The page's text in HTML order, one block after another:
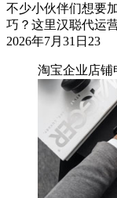
不少小伙伴们想要
巧？这里汉聪代运
2026年7月31日 23
淘宝企业店铺